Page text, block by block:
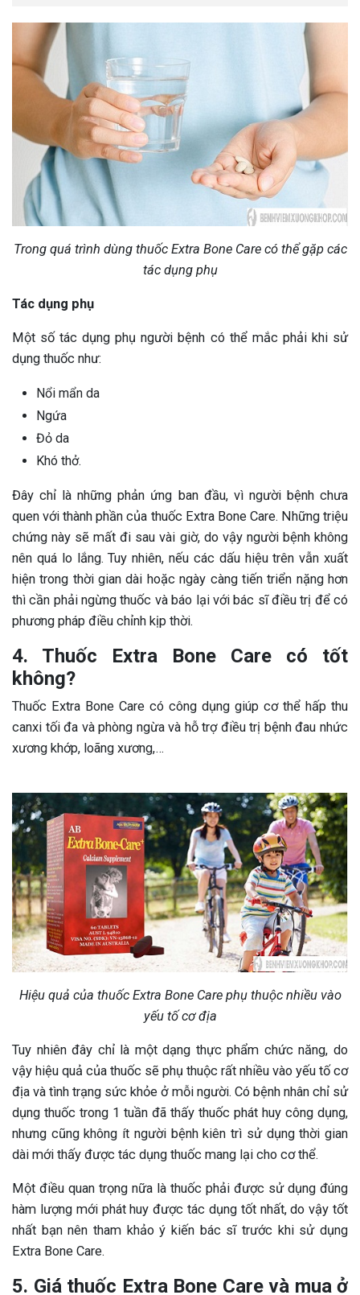
Trong quá trình dùng thuốc Extra Bone Care có thể gặp các
tác dụng phụ
Tác dụng phụ
Một số tác dụng phụ người bệnh có thể mắc phải khi sử
dụng thuốc như:
Nổi mẩn da
Ngứa
Đỏ da
Khó thở.
Đây chỉ là những phản ứng ban đầu, vì người bệnh chưa
quen với thành phần của thuốc Extra Bone Care. Những triệu
chứng này sẽ mất đi sau vài giờ, do vậy người bệnh không
nên quá lo lắng. Tuy nhiên, nếu các dấu hiệu trên vẫn xuất
hiện trong thời gian dài hoặc ngày càng tiến triển nặng hơn
thì cần phải ngừng thuốc và báo lại với bác sĩ điều trị để có
phương pháp điều chỉnh kịp thời.
4. Thuốc Extra Bone Care có tốt
không?
Thuốc Extra Bone Care có công dụng giúp cơ thể hấp thu
canxi tối đa và phòng ngừa và hỗ trợ điều trị bệnh đau nhức
xương khớp, loãng xương,…
Hiệu quả của thuốc Extra Bone Care phụ thuộc nhiều vào
yếu tố cơ địa
Tuy nhiên đây chỉ là một dạng thực phẩm chức năng, do
vậy hiệu quả của thuốc sẽ phụ thuộc rất nhiều vào yếu tố cơ
địa và tình trạng sức khỏe ở mỗi người. Có bệnh nhân chỉ sử
dụng thuốc trong 1 tuần đã thấy thuốc phát huy công dụng,
nhưng cũng không ít người bệnh kiên trì sử dụng thời gian
dài mới thấy được tác dụng thuốc mang lại cho cơ thể.
Một điều quan trọng nữa là thuốc phải được sử dụng đúng
hàm lượng mới phát huy được tác dụng tốt nhất, do vậy tốt
nhất bạn nên tham khảo ý kiến bác sĩ trước khi sử dụng
Extra Bone Care.
5. Giá thuốc Extra Bone Care và mua ở